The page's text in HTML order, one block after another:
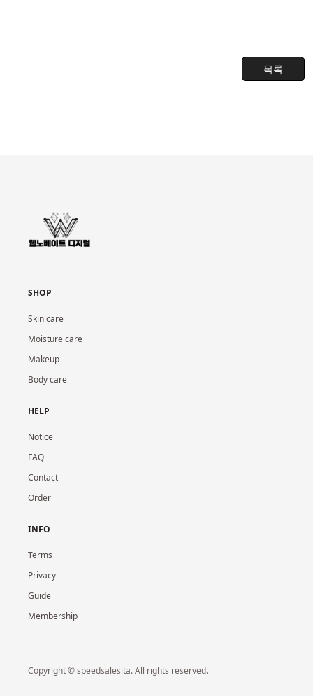
목록
SHOP
Skin care
Moisture care
Makeup
Body care
HELP
Notice
FAQ
Contact
Order
INFO
Terms
Privacy
Guide
Membership
Copyright © speedsalesita. All rights reserved.